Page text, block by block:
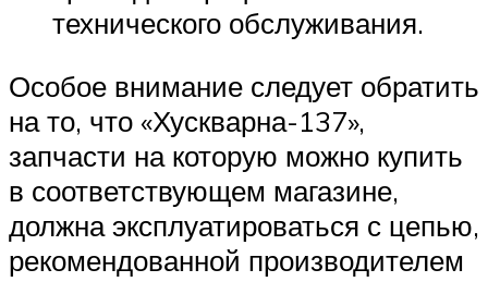
технического обслуживания.
Особое внимание следует обратить
на то, что «Хускварна-137»,
запчасти на которую можно купить
в соответствующем магазине,
должна эксплуатироваться с цепью,
рекомендованной производителем